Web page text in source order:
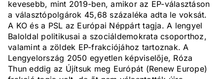
kevesebb, mint 2019-ben, amikor az EP-választáson
a választópolgárok 45,68 százaléka adta le voksát.
A KO és a PSL az Európai Néppárt tagja. A lengyel
Baloldal politikusai a szociáldemokrata csoporthoz,
valamint a zöldek EP-frakciójához tartoznak. A
Lengyelország 2050 egyetlen képviselője, Róza
Thun eddig az Újítsuk meg Európát (Renew Europe)